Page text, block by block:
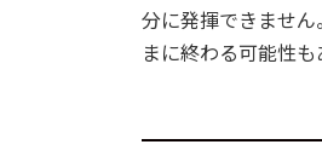
分に発揮できませ
まに終わる可能性も